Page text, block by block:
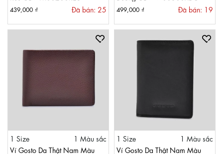
439,000 ₫ Đã bán: 25 499,000 ₫ Đã bán: 19
1 Size
1 Màu sắc
Ví Gosto Da Thật Nam Màu
1 Size
1 Màu sắc
Ví Gosto Da Thật Nam Màu